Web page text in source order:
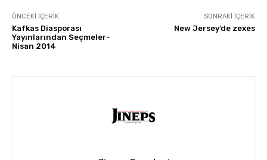
ÖNCEKI İÇERIK
Kafkas Diasporası
Yayınlarından Seçmeler-
Nisan 2014
SONRAKI İÇERIK
New Jersey’de zexes